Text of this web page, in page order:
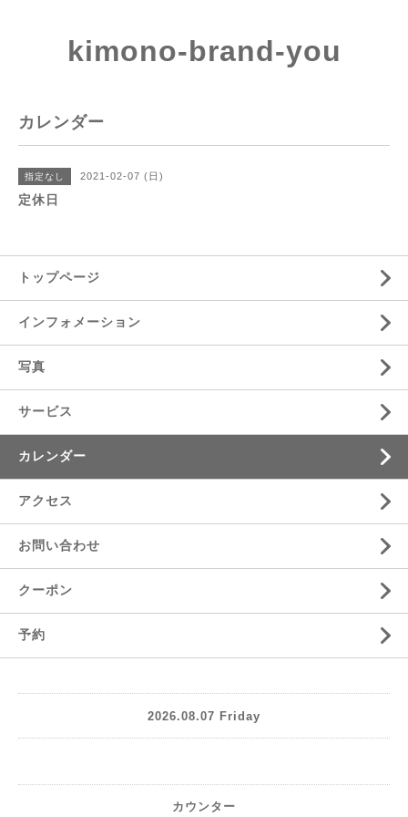
kimono-brand-you
カレンダー
指定なし 2021-02-07 (日)
定休日
トップページ
インフォメーション
写真
サービス
カレンダー
アクセス
お問い合わせ
クーポン
予約
2026.08.07 Friday
カウンター